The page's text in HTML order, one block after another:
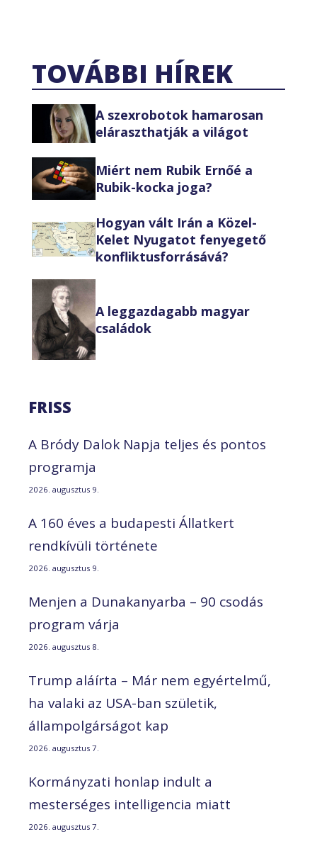
TOVÁBBI HÍREK
A szexrobotok hamarosan
eláraszthatják a világot
Miért nem Rubik Ernőé a
Rubik-kocka joga?
Hogyan vált Irán a Közel-
Kelet Nyugatot fenyegető
konfliktusforrásává?
A leggazdagabb magyar
családok
FRISS
A Bródy Dalok Napja teljes és pontos
programja
2026. augusztus 9.
A 160 éves a budapesti Állatkert
rendkívüli története
2026. augusztus 9.
Menjen a Dunakanyarba – 90 csodás
program várja
2026. augusztus 8.
Trump aláírta – Már nem egyértelmű,
ha valaki az USA-ban születik,
állampolgárságot kap
2026. augusztus 7.
Kormányzati honlap indult a
mesterséges intelligencia miatt
2026. augusztus 7.